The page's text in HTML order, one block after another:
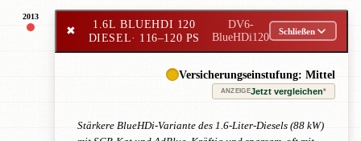
2013
✖
1.6L BLUEHDI 120
DIESEL· 116–120 PS
DV6-
BlueHDi120
Schließen
Versicherungseinstufung: Mittel
ANZEIGEJetzt vergleichen*
Stärkere BlueHDi-Variante des 1.6-Liter-Diesels (88 kW)